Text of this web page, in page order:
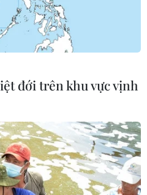
Hỗ trợ
TTXVN
Quảng cáo
Bộ Thông tin và Truyền thông
Tám: 093.5958688, Email:
đới trên khu vực vịnh